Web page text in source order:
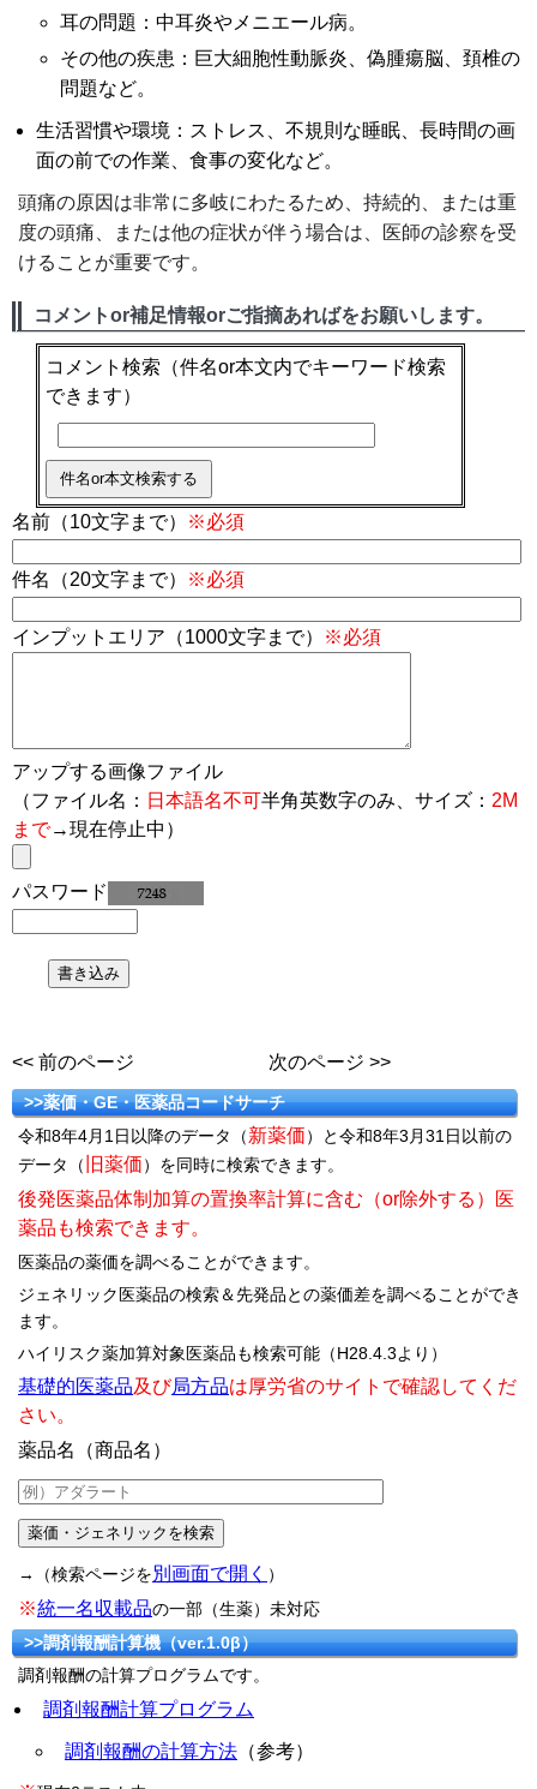
耳の問題：中耳炎やメニエール病。
その他の疾患：巨大細胞性動脈炎、偽腫瘍脳、頚椎の
問題など。
生活習慣や環境：ストレス、不規則な睡眠、長時間の画
面の前での作業、食事の変化など。
頭痛の原因は非常に多岐にわたるため、持続的、または重
度の頭痛、または他の症状が伴う場合は、医師の診察を受
けることが重要です。
コメントor補足情報orご指摘あればをお願いします。
コメント検索 （件名or本文内でキーワード検索
できます）
名前（10文字まで） ※必須
件名（20文字まで） ※必須
インプットエリア（1000文字まで） ※必須
アップする画像ファイル
（ファイル名： 日本語名不可半角英数字のみ、サイズ： 2M
まで→現在停止中）
パスワード
<< 前のページ 次のページ >>
>>薬価・GE・医薬品コードサーチ
令和8年4月1日以降のデータ（新薬価）と令和8年3月31日以前の
データ（ 旧薬価）を同時に検索できます。
後発医薬品体制加算の置換率計算に含む（or除外する）医
薬品も検索できます。
医薬品の薬価を調べることができます。
ジェネリック医薬品の検索＆先発品との薬価差を調べることができ
ます。
ハイリスク薬加算対象医薬品も検索可能（H28.4.3より）
基礎的医薬品及び局方品は厚労省のサイトで確認してくだ
さい。
薬品名（商品名）
→（検索ページを別画面で開く ）
※統一名収載品の一部（生薬）未対応
>>調剤報酬計算機（ver.1.0β）
調剤報酬の計算プログラムです。
調剤報酬計算プログラム
調剤報酬の計算方法 （参考）